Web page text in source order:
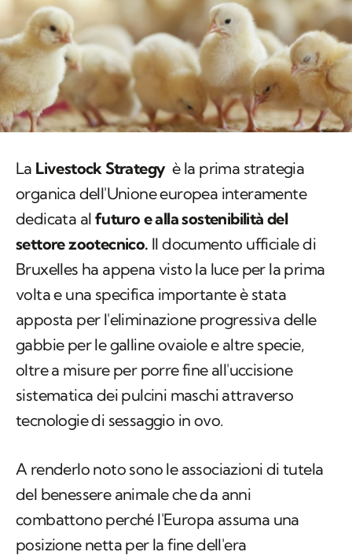
La Livestock Strategyè la prima strategia
organica dell'Unione europea interamente
dedicata al futuro e alla sostenibilità del
settore zootecnico. Il documento ufficiale di
Bruxelles ha appena visto la luce per la prima
volta e una specifica importante è stata
apposta per l'eliminazione progressiva delle
gabbie per le galline ovaiole e altre specie,
oltre a misure per porre fine all'uccisione
sistematica dei pulcini maschi attraverso
tecnologie di sessaggio in ovo.
A renderlo noto sono le associazioni di tutela
del benessere animale che da anni
combattono perché l'Europa assuma una
posizione netta per la fine dell'era